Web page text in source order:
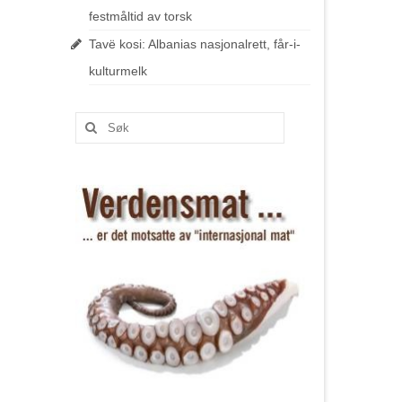
festmåltid av torsk
Tavë kosi: Albanias nasjonalrett, får-i-
kulturmelk